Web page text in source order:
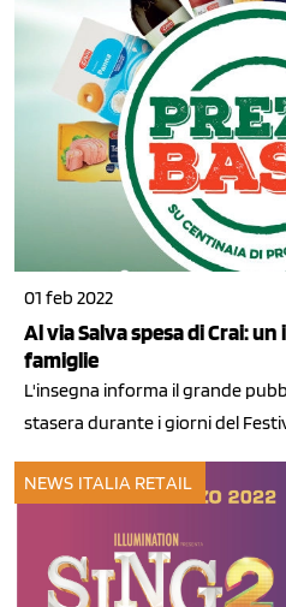
01 feb 2022
Al via Salva spesa di Crai:
famiglie
L'insegna informa il grande
stasera durante i giorni del
NEWS ITALIA RETAIL